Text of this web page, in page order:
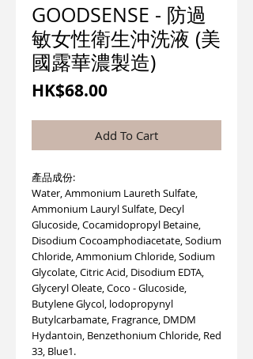
GOODSENSE - 防過
敏女性衛生沖洗液 (美
國露華濃製造)
HK$68.00價
Add To Cart
產品成份:
Water, Ammonium Laureth Sulfate,
Ammonium Lauryl Sulfate, Decyl
Glucoside, Cocamidopropyl Betaine,
Disodium Cocoamphodiacetate, Sodium
Chloride, Ammonium Chloride, Sodium
Glycolate, Citric Acid, Disodium EDTA,
Glyceryl Oleate, Coco - Glucoside,
Butylene Glycol, lodopropynyl
Butylcarbamate, Fragrance, DMDM
Hydantoin, Benzethonium Chloride, Red
33, Blue1.